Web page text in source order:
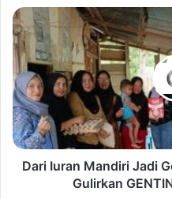
Dari Iuran Mandiri Jadi
Gulirkan